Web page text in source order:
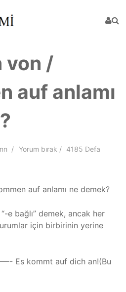
von /
auf anlamı
Yorum bırak
4185 Defa
auf anlamı ne demek?
e bağlı” demek, ancak her
için birbirinin yerine
Es kommt auf dich an!(Bu